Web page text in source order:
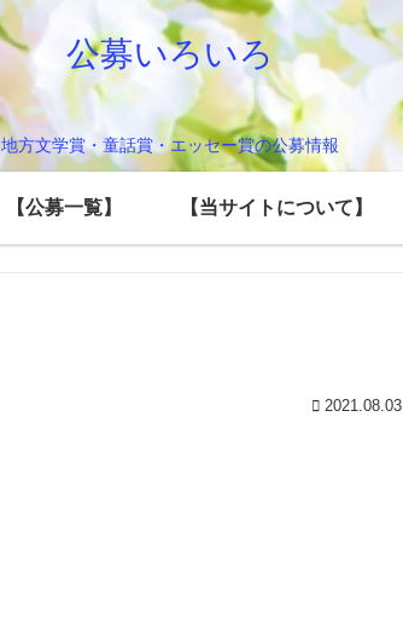
公募いろいろ
地方文学賞・童話賞・エッセー賞の公募情報
【公募一覧】 【当サイトについて】
2021.08.03